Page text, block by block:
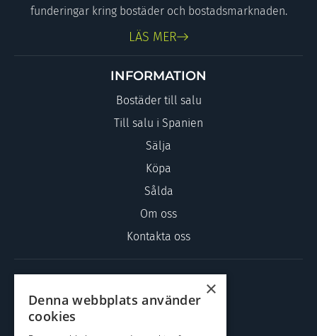
funderingar kring bostäder och bostadsmarknaden.
LÄS MER
INFORMATION
Bostäder till salu
Till salu i Spanien
Sälja
Köpa
Sålda
Om oss
Kontakta oss
KONTAKTA OSS
Kilbäcksgatan 17
×
Denna webbplats använder
cookies